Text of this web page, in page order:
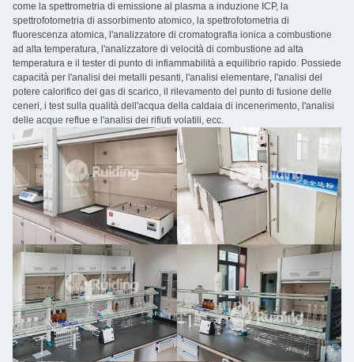
come la spettrometria di emissione al plasma a induzione ICP, la
spettrofotometria di assorbimento atomico, la spettrofotometria di
fluorescenza atomica, l'analizzatore di cromatografia ionica a combustione
ad alta temperatura, l'analizzatore di velocità di combustione ad alta
temperatura e il tester di punto di infiammabilità a equilibrio rapido. Possiede
capacità per l'analisi dei metalli pesanti, l'analisi elementare, l'analisi del
potere calorifico dei gas di scarico, il rilevamento del punto di fusione delle
ceneri, i test sulla qualità dell'acqua della caldaia di incenerimento, l'analisi
delle acque reflue e l'analisi dei rifiuti volatili, ecc.